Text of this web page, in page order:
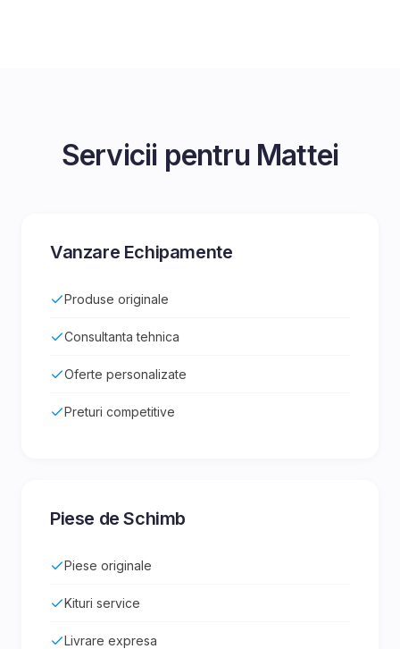
Servicii pentru Mattei
Vanzare Echipamente
Produse originale
Consultanta tehnica
Oferte personalizate
Preturi competitive
Piese de Schimb
Piese originale
Kituri service
Livrare expresa